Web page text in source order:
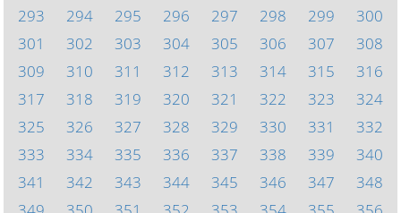
293
294 295 296 297 298 299
300
301
302 303 304 305 306 307
308
309
310 311 312 313 314 315
316
317
318 319 320 321 322 323
324
325
326 327 328 329 330 331
332
333
334 335 336 337 338 339
340
341
342 343 344 345 346 347
348